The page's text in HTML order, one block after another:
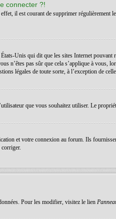
connecter ?!
il est courant de supprimer
Unis qui dit que les sites Internet
n’êtes pas sûr que cela s’applique à
légales de toute sorte, à l’exception de
que vous souhaitez utiliser. Le
et votre connexion au forum. Ils
Pour les modifier, visitez le lien